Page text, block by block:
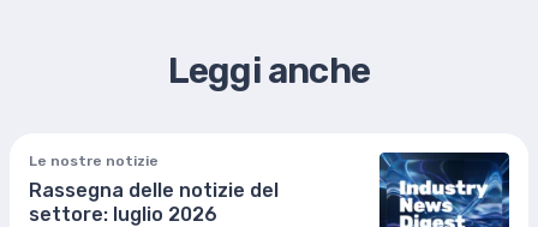
Leggi anche
Le nostre notizie
Rassegna delle notizie del
settore: luglio 2026